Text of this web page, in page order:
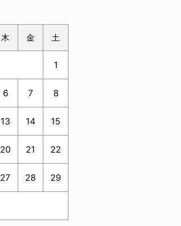
木 金 土
1
6 7 8
13 14 15
20 21 22
27 28 29